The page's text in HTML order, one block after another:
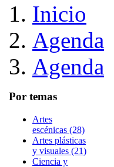
Inicio
Agenda
Agenda
Por temas
Artes
escénicas (28)
Artes plásticas
y visuales (21)
Ciencia y